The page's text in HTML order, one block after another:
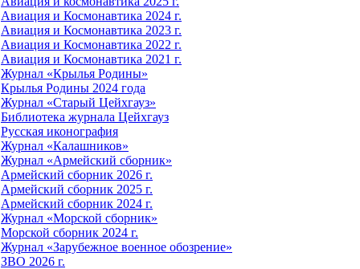
Авиация и Космонавтика 2024 г.
Авиация и Космонавтика 2023 г.
Авиация и Космонавтика 2022 г.
Авиация и Космонавтика 2021 г.
Журнал «Крылья Родины»
Крылья Родины 2024 года
Журнал «Старый Цейхгауз»
Библиотека журнала Цейхгауз
Русская иконография
Журнал «Калашников»
Журнал «Армейский сборник»
Армейский сборник 2026 г.
Армейский сборник 2025 г.
Армейский сборник 2024 г.
Журнал «Морской сборник»
Морской сборник 2024 г.
Журнал «Зарубежное военное обозрение»
ЗВО 2026 г.